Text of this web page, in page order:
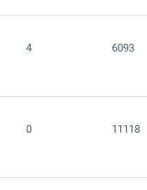
4 6093
0 11118